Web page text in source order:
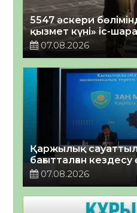
5547 әскери
қызмет күні» іс-
07.08.2026
Қаржылық
бағытталған кездесу
07.08.2026